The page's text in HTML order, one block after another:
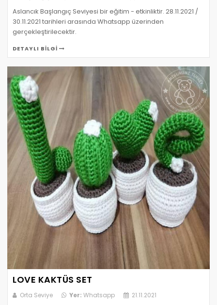
Aslancık Başlangıç Seviyesi bir eğitim - etkinliktir. 28.11.2021 /
30.11.2021 tarihleri arasında Whatsapp üzerinden
gerçekleştirilecektir.
DETAYLI BILGI
LOVE KAKTÜS SET
Orta Seviye Yer: Whatsapp 21.11.2021